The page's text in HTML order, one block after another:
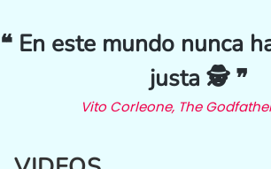
❝ En este mundo nunca
justa 🕵️ ❞
Vito Corleone, The